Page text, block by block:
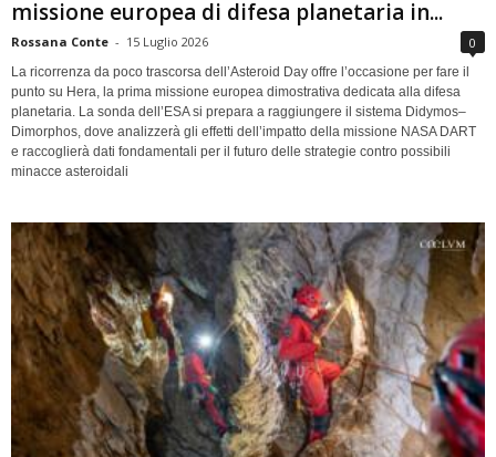
missione europea di difesa planetaria in...
Rossana Conte - 15 Luglio 2026 0
La ricorrenza da poco trascorsa dell’Asteroid Day offre l’occasione per fare il
punto su Hera, la prima missione europea dimostrativa dedicata alla difesa
planetaria. La sonda dell’ESA si prepara a raggiungere il sistema Didymos–
Dimorphos, dove analizzerà gli effetti dell’impatto della missione NASA DART
e raccoglierà dati fondamentali per il futuro delle strategie contro possibili
minacce asteroidali